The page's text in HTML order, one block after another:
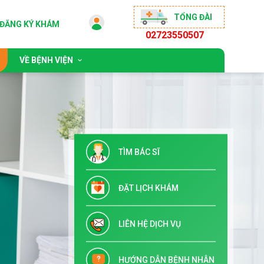
ĐĂNG KÝ KHÁM
TỔNG ĐÀI
02723550507
VỀ BỆNH VIỆN
Đội ngũ bác sĩ
Chỉ đạo tuyến & Đào tạo
Danh mục dịch vụ kỹ thuật
Tuyển dụng
TÌM BÁC SĨ
ĐẶT LỊCH KHÁM
LIÊN HỆ DỊCH VỤ
HƯỚNG DẪN BỆNH NHÂN